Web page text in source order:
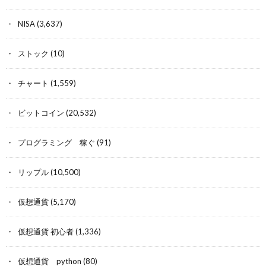
NISA(3,637)
ストック (10)
チャート (1,559)
ビットコイン (20,532)
プログラミング 稼ぐ (91)
リップル(10,500)
仮想通貨(5,170)
仮想通貨 初心者(1,336)
仮想通貨 python (80)